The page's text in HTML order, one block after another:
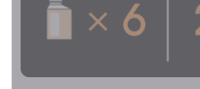
台灣沿海養殖漁業年產值超過300
殼。